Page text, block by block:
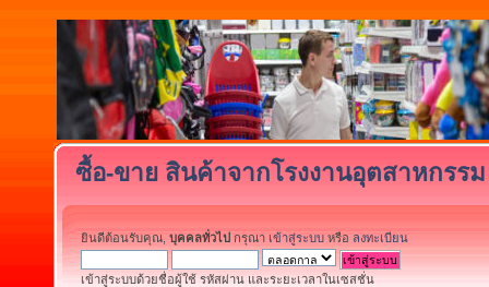
ซื้อ-ขาย สินค้าจากโรงงานอุตสาหกรร
ยินดีต้อนรับคุณ, บุคคลทั่วไป กรุณา เข้าสู่ระบบ หรือ ลงทะเบียน
เข้าสู่ระบบด้วยชื่อผู้ใช้ รหัสผ่าน และระยะเวลาในเซสชั่น